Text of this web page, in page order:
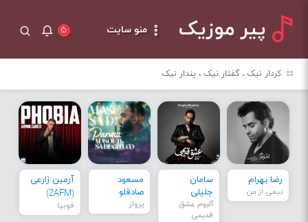
پیر موزیک منو سایت ۵
کردار نیک ، گفتار نیک ، پندار نیک
رضا بهرام
نیمی از من
سامان
جلیلی
آلبوم عشق
قدیمی
مسعود
صادقلو
پرواز
آرمین زارعی
(2AFM)
فوبیا